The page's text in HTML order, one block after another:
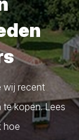
wij recent
kopen. Lees
hoe